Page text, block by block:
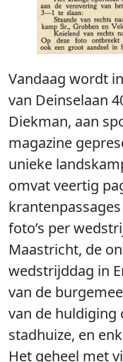
Vandaag wordt
van Deinselaan
Diekman, aan
magazine
unieke
omvat veertig
foto’s per
Maastricht, de
wedstrijddag in
van de
van de huldiging
stadhuize, en
Het geheel met